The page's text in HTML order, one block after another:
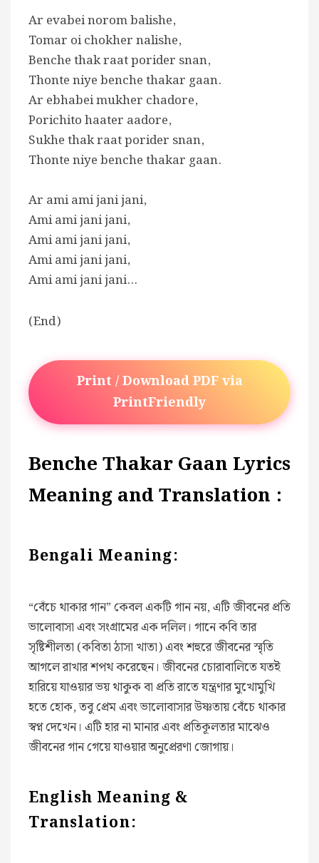
Ar evabei norom balishe,
Tomar oi chokher nalishe,
Benche thak raat porider snan,
Thonte niye benche thakar gaan.
Ar ebhabei mukher chadore,
Porichito haater aadore,
Sukhe thak raat porider snan,
Thonte niye benche thakar gaan.
Ar ami ami jani jani,
Ami ami jani jani,
Ami ami jani jani,
Ami ami jani jani,
Ami ami jani jani…
(End)
Print / Download PDF via
PrintFriendly
Benche Thakar Gaan Lyrics
Meaning and Translation :
Bengali Meaning:
“বেঁচে থাকার গান” কেবল একটি গান নয়, এটি জীবনের প্রতি
ভালোবাসা এবং সংগ্রামের এক দলিল। গানে কবি তার
সৃষ্টিশীলতা (কবিতা ঠাসা খাতা) এবং শহুরে জীবনের স্মৃতি
আগলে রাখার শপথ করেছেন। জীবনের চোরাবালিতে যতই
হারিয়ে যাওয়ার ভয় থাকুক বা প্রতি রাতে যন্ত্রণার মুখোমুখি
হতে হোক, তবু প্রেম এবং ভালোবাসার উষ্ণতায় বেঁচে থাকার
স্বপ্ন দেখেন। এটি হার না মানার এবং প্রতিকূলতার মাঝেও
জীবনের গান গেয়ে যাওয়ার অনুপ্রেরণা জোগায়।
English Meaning &
Translation: